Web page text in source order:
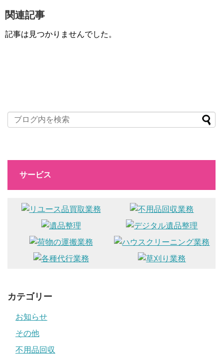
関連記事
記事は見つかりませんでした。
サービス
カテゴリー
お知らせ
その他
不用品回収